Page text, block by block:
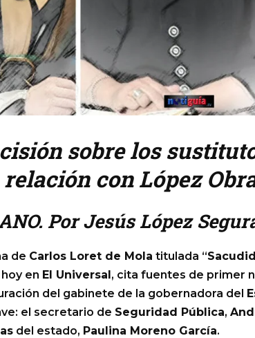
sobre los
relación con López
Por Jesús López
de Carlos Loret de Mola titulada “
en El Universal, cita fuentes de primer
del gabinete de la gobernadora del
el secretario de Seguridad Pública,
del estado, Paulina Moreno García.